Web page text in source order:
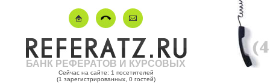
БАНК РЕФЕРАТОВ И КУРСОВЫХ
Сейчас на сайте: 1 посетителей
(1 зарегистрированных, 0 гостей)